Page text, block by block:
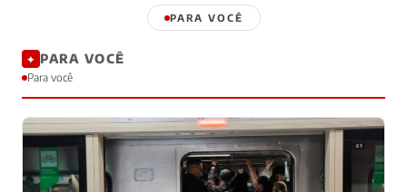
PARA VOCÊ
✦ PARA VOCÊ
Para você